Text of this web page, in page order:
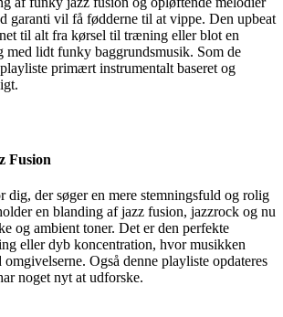
garanti vil få fødderne til at vippe. Den upbeat
til alt fra kørsel til træning eller blot en
med lidt funky baggrundsmusik. Som de
primært instrumentalt baseret og
Fusion
dig, der søger en mere stemningsfuld og rolig
en blanding af jazz fusion, jazzrock og nu
og ambient toner. Det er den perfekte
eller dyb koncentration, hvor musikken
omgivelserne. Også denne playliste opdateres
noget nyt at udforske.